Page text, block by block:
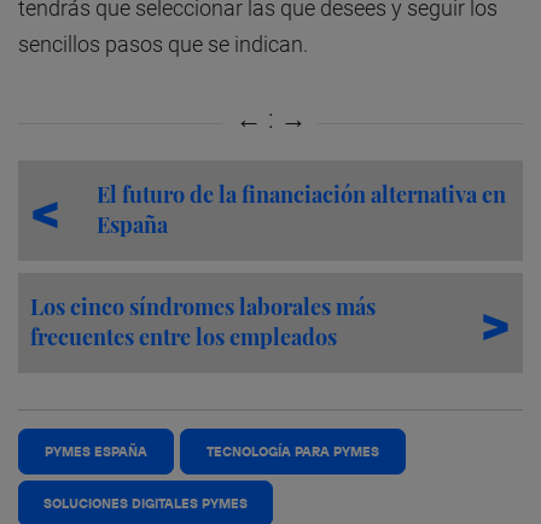
tendrás que seleccionar las que desees y seguir los
sencillos pasos que se indican.
El futuro de la financiación alternativa en
España
Los cinco síndromes laborales más
frecuentes entre los empleados
PYMES ESPAÑA TECNOLOGÍA PARA PYMES
SOLUCIONES DIGITALES PYMES